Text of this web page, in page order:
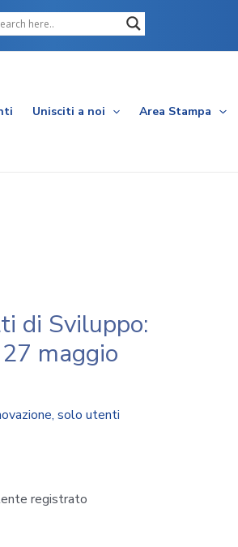
Unisciti a noi Area Stampa
di Sviluppo:
maggio
, solo utenti
registrato